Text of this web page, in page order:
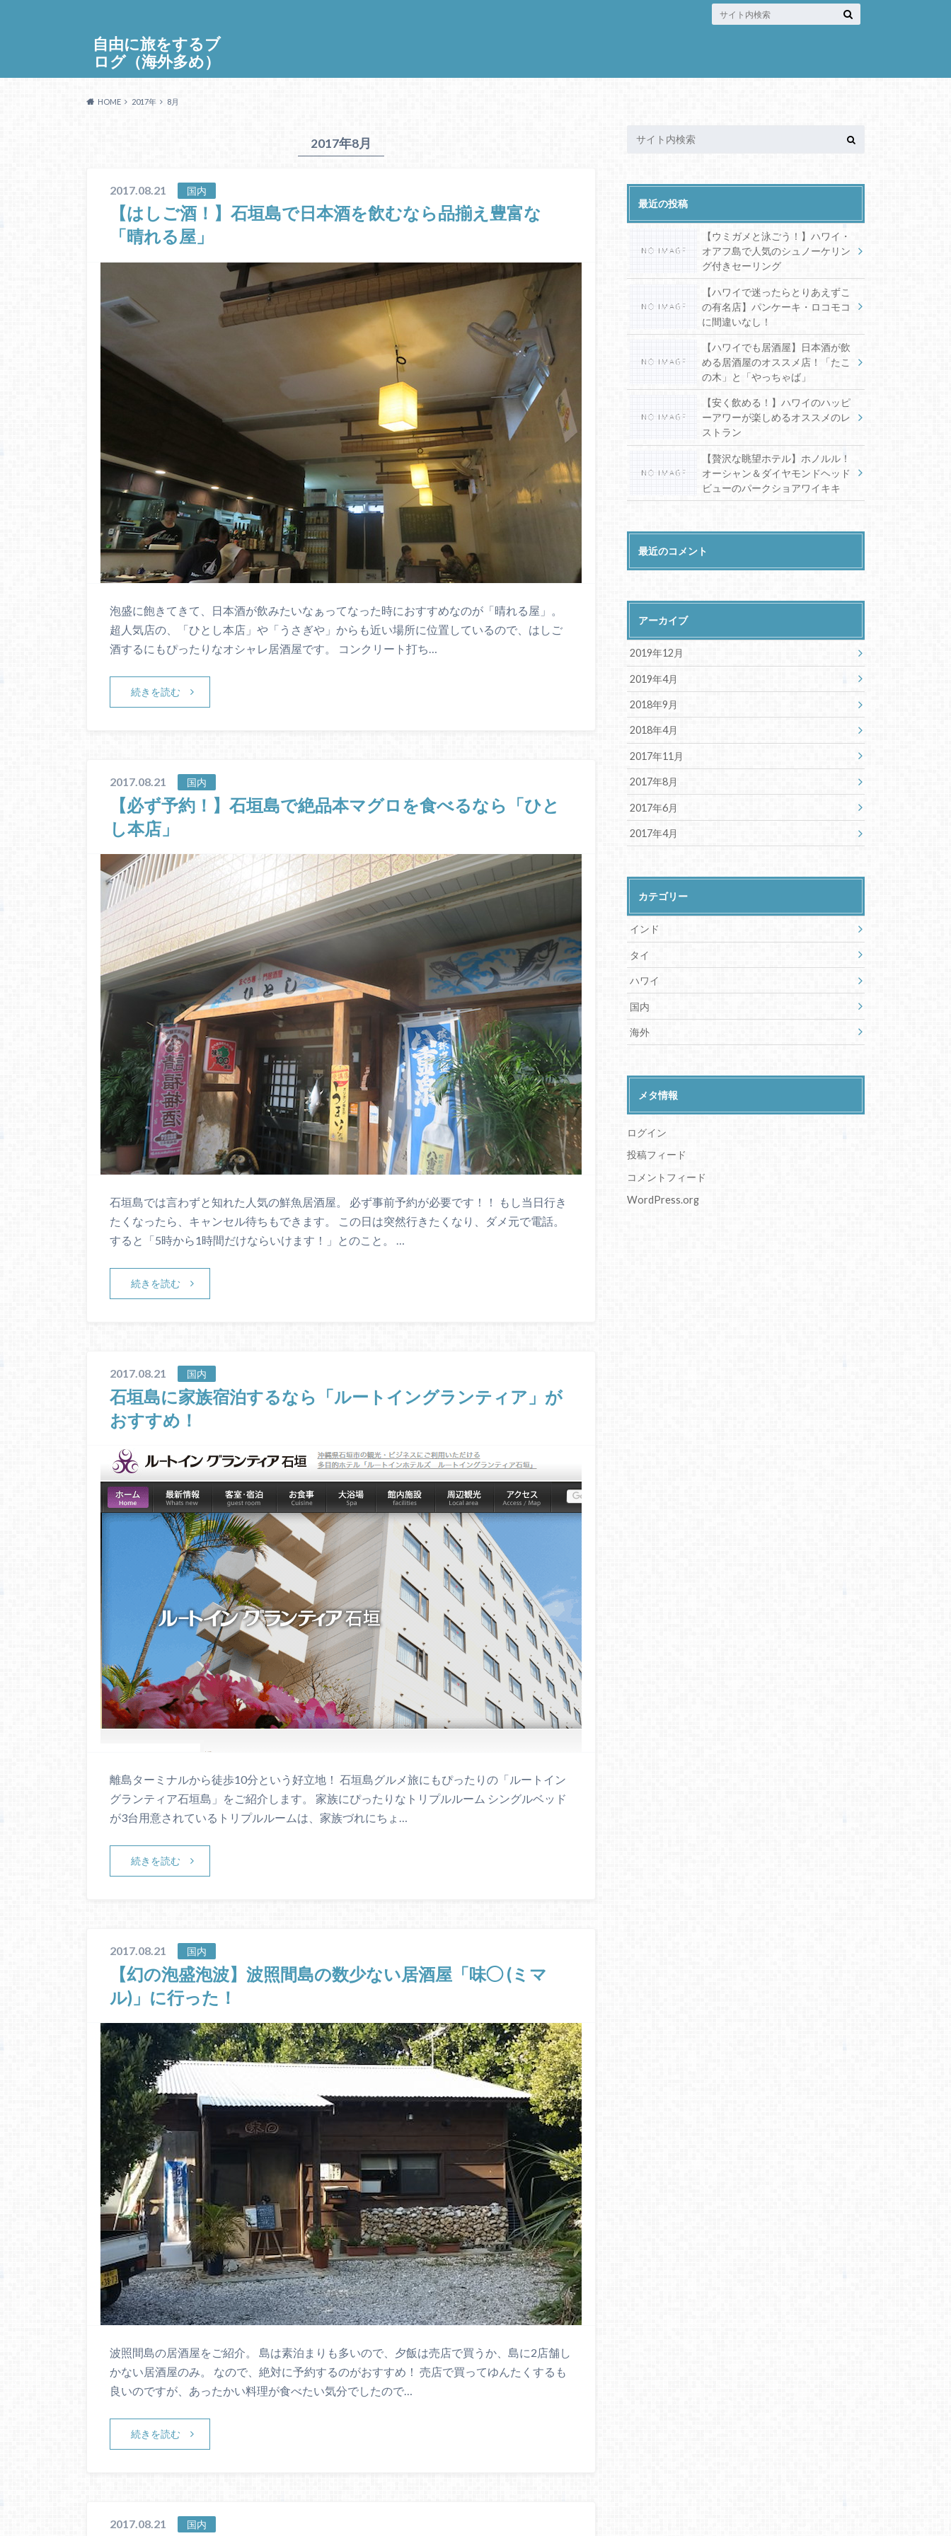
自由に旅をするブ
ログ（海外多め）
HOME 2017年 8月
2017年8月
2017.08.21 国内
【はしご酒！】石垣島で日本酒を飲むなら品揃え豊富な
「晴れる屋」
泡盛に飽きてきて、日本酒が飲みたいなぁってなった時におすすめなのが「晴れる屋」。
超人気店の、「ひとし本店」や「うさぎや」からも近い場所に位置しているので、はしご
酒するにもぴったりなオシャレ居酒屋です。 コンクリート打ち…
続きを読む
2017.08.21 国内
【必ず予約！】石垣島で絶品本マグロを食べるなら「ひと
し本店」
石垣島では言わずと知れた人気の鮮魚居酒屋。 必ず事前予約が必要です！！ もし当日行き
たくなったら、キャンセル待ちもできます。 この日は突然行きたくなり、ダメ元で電話。
すると「5時から1時間だけならいけます！」とのこと。 …
続きを読む
2017.08.21 国内
石垣島に家族宿泊するなら「ルートイングランティア」が
おすすめ！
離島ターミナルから徒歩10分という好立地！ 石垣島グルメ旅にもぴったりの「ルートイン
グランティア石垣島」をご紹介します。 家族にぴったりなトリプルルーム シングルベッド
が3台用意されているトリプルルームは、家族づれにちょ…
続きを読む
2017.08.21 国内
【幻の泡盛泡波】波照間島の数少ない居酒屋「味◯ (ミマ
ル)」に行った！
波照間島の居酒屋をご紹介。 島は素泊まりも多いので、夕飯は売店で買うか、島に2店舗し
かない居酒屋のみ。 なので、絶対に予約するのがおすすめ！ 売店で買ってゆんたくするも
良いのですが、あったかい料理が食べたい気分でしたので…
続きを読む
2017.08.21 国内
最近の投稿
【ウミガメと泳ごう！】ハワイ・
オアフ島で人気のシュノーケリン
グ付きセーリング
【ハワイで迷ったらとりあえずこ
の有名店】パンケーキ・ロコモコ
に間違いなし！
【ハワイでも居酒屋】日本酒が飲
める居酒屋のオススメ店！「たこ
の木」と「やっちゃば」
【安く飲める！】ハワイのハッピ
ーアワーが楽しめるオススメのレ
ストラン
【贅沢な眺望ホテル】ホノルル！
オーシャン＆ダイヤモンドヘッド
ビューのパークショアワイキキ
最近のコメント
アーカイブ
2019年12月
2019年4月
2018年9月
2018年4月
2017年11月
2017年8月
2017年6月
2017年4月
カテゴリー
インド
タイ
ハワイ
国内
海外
メタ情報
ログイン
投稿フィード
コメントフィード
WordPress.org